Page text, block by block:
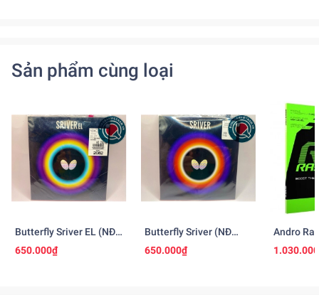
Sản phẩm cùng loại
Butterfly Sriver EL (NĐ
Nhật)
650.000₫
Butterfly Sriver (NĐ
Nhật)
650.000₫
Andro